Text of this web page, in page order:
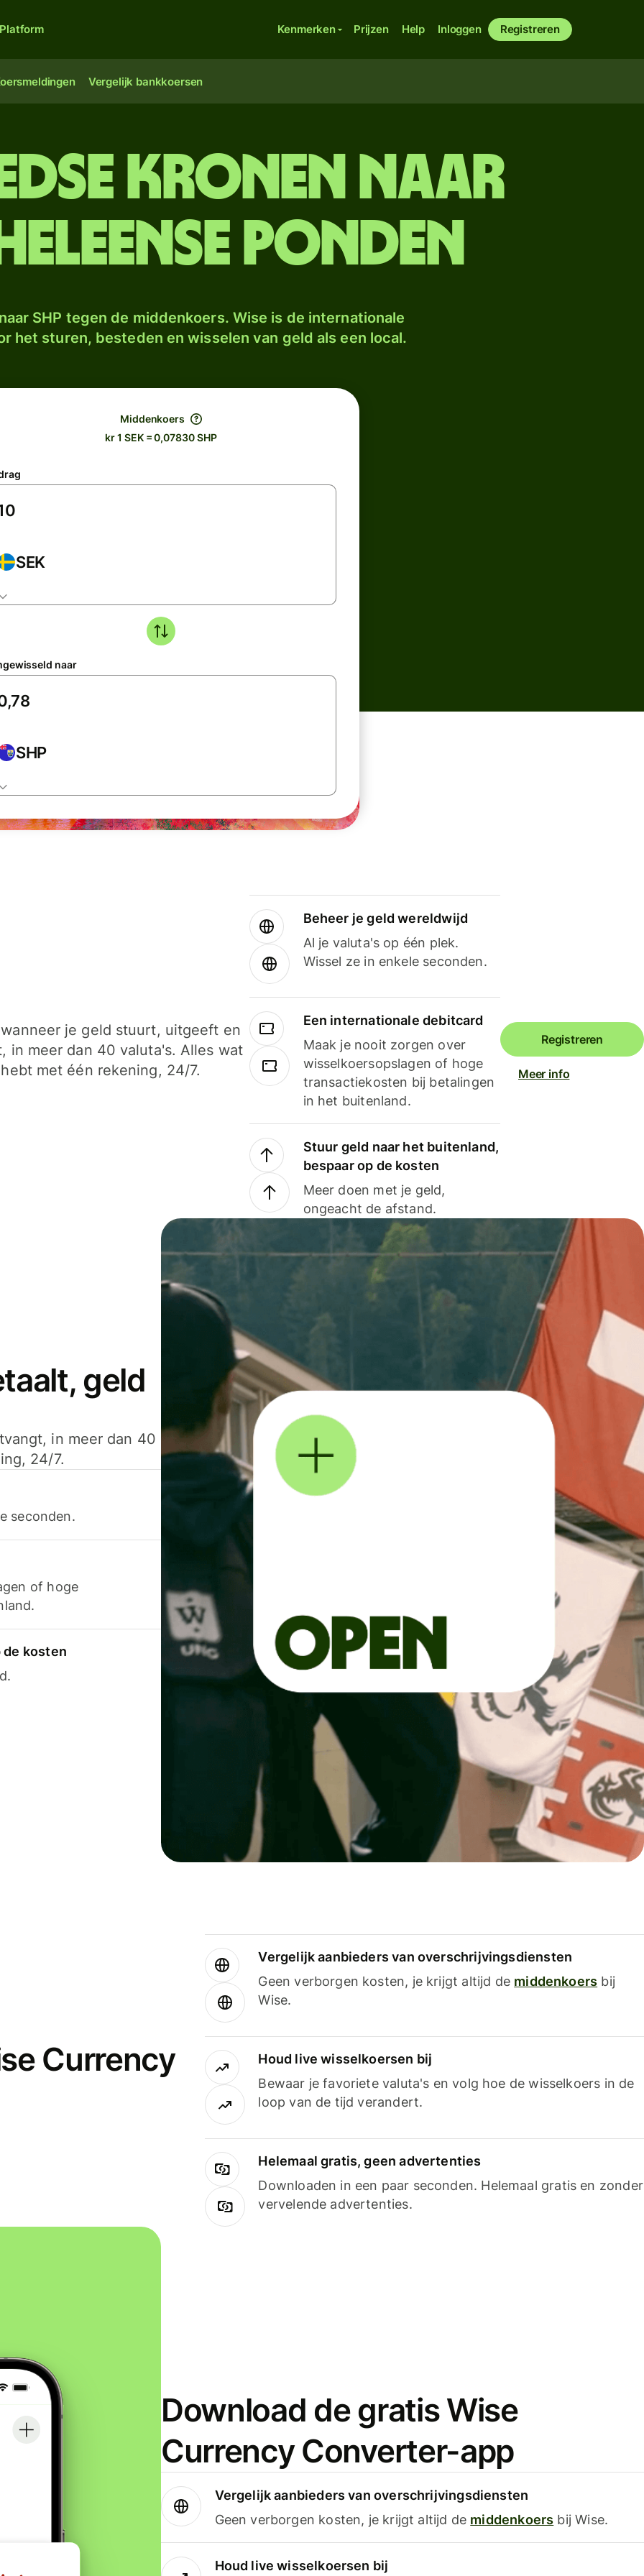
Platform Kenmerken Prijzen Help Inloggen Registreren
Vergelijk bankkoersen
kronen naar
ponden
SHP tegen de middenkoers. Wise is de internationale
het sturen, besteden en wisselen van geld als een local.
Middenkoers
kr 1 SEK = 0,07830 SHP
SEK
naar
SHP
je geld stuurt, uitgeeft en
in meer dan 40 valuta's. Alles wat
met één rekening, 24/7.
Beheer je geld wereldwijd
Al je valuta's op één plek.
Wissel ze in enkele seconden.
Een internationale debitcard
Maak je nooit zorgen over
wisselkoersopslagen of hoge
transactiekosten bij betalingen
in het buitenland.
Stuur geld naar het buitenland,
bespaar op de kosten
Meer doen met je geld,
ongeacht de afstand.
Registreren
Meer info
geld
in meer dan 40
24/7.
seconden.
of hoge
de kosten
Currency
Vergelijk aanbieders van overschrijvingsdiensten
Geen verborgen kosten, je krijgt altijd de middenkoers bij
Wise.
Houd live wisselkoersen bij
Bewaar je favoriete valuta's en volg hoe de wisselkoers in de
loop van de tijd verandert.
Helemaal gratis, geen advertenties
Downloaden in een paar seconden. Helemaal gratis en zonder
vervelende advertenties.
Download de gratis Wise
Currency Converter-app
Vergelijk aanbieders van overschrijvingsdiensten
Geen verborgen kosten, je krijgt altijd de middenkoers bij Wise.
Houd live wisselkoersen bij